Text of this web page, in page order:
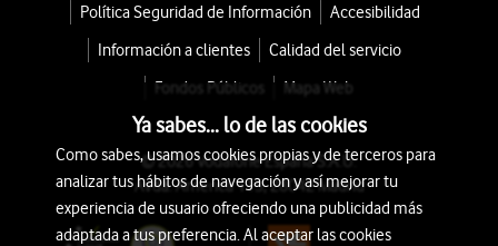
Política Seguridad de Información
Accesibilidad
Información a clientes
Calidad del servicio
Fondos Públicos
Mapa Web
© 2026 Vodafone España S.A.U.
Avda. América 115, 28042 Madrid
Ya sabes... lo de las cookies
Como sabes, usamos cookies propias y de terceros para
analizar tus hábitos de navegación y así mejorar tu
experiencia de usuario ofreciendo una publicidad más
adaptada a tus preferencia. Al aceptar las cookies